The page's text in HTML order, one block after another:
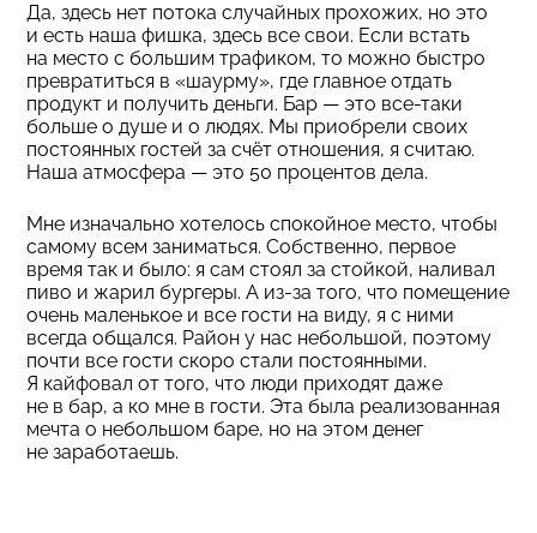
Да, здесь нет потока случайных прохожих, но это
и есть наша фишка, здесь все свои. Если встать
на место с большим трафиком, то можно быстро
превратиться в «шаурму», где главное отдать
продукт и получить деньги. Бар — это все-таки
больше о душе и о людях. Мы приобрели своих
постоянных гостей за счёт отношения, я считаю.
Наша атмосфера — это 50 процентов дела.
Мне изначально хотелось спокойное место, чтобы
самому всем заниматься. Собственно, первое
время так и было: я сам стоял за стойкой, наливал
пиво и жарил бургеры. А из-за того, что помещение
очень маленькое и все гости на виду, я с ними
всегда общался. Район у нас небольшой, поэтому
почти все гости скоро стали постоянными.
Я кайфовал от того, что люди приходят даже
не в бар, а ко мне в гости. Эта была реализованная
мечта о небольшом баре, но на этом денег
не заработаешь.